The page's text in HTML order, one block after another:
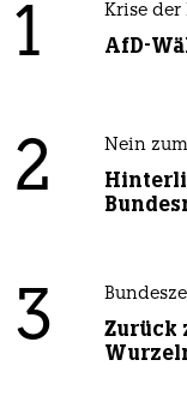
1 Krise der
AfD-
2 Nein
3
Zurück